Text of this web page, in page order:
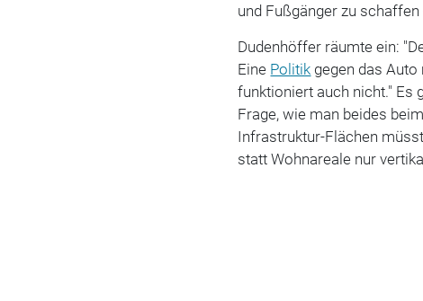
und Fußgänger zu
Dudenhöffer räumte ein:
Eine Politik gegen das
funktioniert auch nicht." Es
Frage, wie man beides
Infrastruktur-Flächen
statt Wohnareale nur